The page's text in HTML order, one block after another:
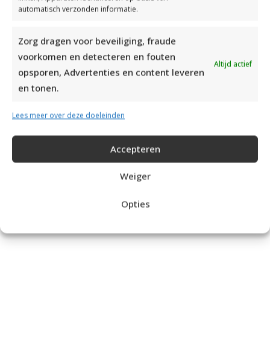
automatisch verzonden informatie.
Zorg dragen voor beveiliging, fraude
voorkomen en detecteren en fouten
opsporen, Advertenties en content leveren
en tonen.
Altijd actief
Lees meer over deze doeleinden
Accepteren
Weiger
Opties